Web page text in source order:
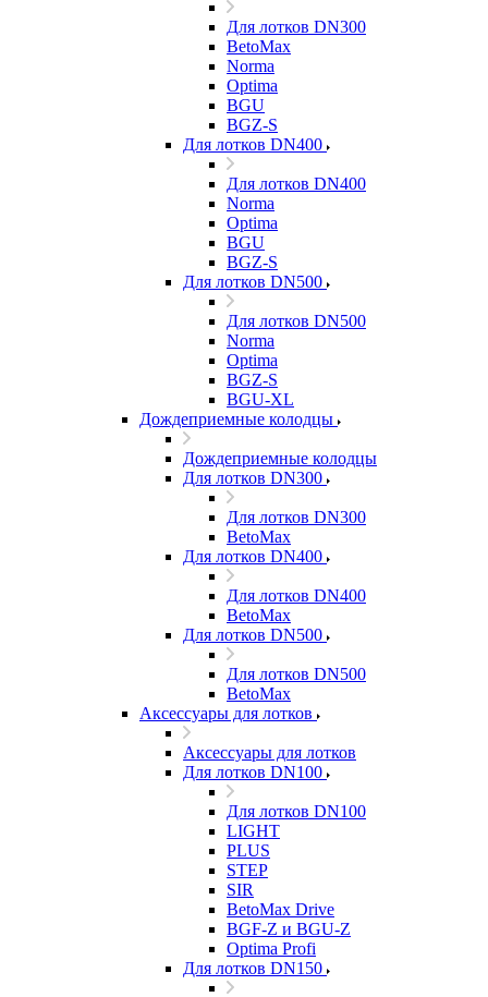
Для лотков DN300
BetoMax
Norma
Optima
BGU
BGZ-S
Для лотков DN400
Для лотков DN400
Norma
Optima
BGU
BGZ-S
Для лотков DN500
Для лотков DN500
Norma
Optima
BGZ-S
BGU-XL
Дождеприемные колодцы
Дождеприемные колодцы
Для лотков DN300
Для лотков DN300
BetoMax
Для лотков DN400
Для лотков DN400
BetoMax
Для лотков DN500
Для лотков DN500
BetoMax
Аксессуары для лотков
Аксессуары для лотков
Для лотков DN100
Для лотков DN100
LIGHT
PLUS
STEP
SIR
BetoMax Drive
BGF-Z и BGU-Z
Optima Profi
Для лотков DN150